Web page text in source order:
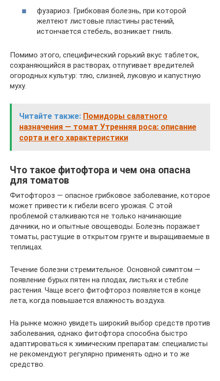
фузариоз. Грибковая болезнь, при которой
желтеют листовые пластины растений,
истончается стебель, возникает гниль.
Помимо этого, специфический горький вкус таблеток,
сохраняющийся в растворах, отпугивает вредителей
огородных культур: тлю, слизней, луковую и капустную
муху.
Читайте также: Помидоры салатного
назначения — томат Утренняя роса: описание
сорта и его характеристики
Что такое фитофтора и чем она опасна
для томатов
Фитофтороз — опасное грибковое заболевание, которое
может привести к гибели всего урожая. С этой
проблемой сталкиваются не только начинающие
дачники, но и опытные овощеводы. Болезнь поражает
томаты, растущие в открытом грунте и выращиваемые в
теплицах.
Течение болезни стремительное. Основной симптом —
появление бурых пятен на плодах, листьях и стебле
растения. Чаще всего фитофтороз появляется в конце
лета, когда повышается влажность воздуха.
На рынке можно увидеть широкий выбор средств против
заболевания, однако фитофтора способна быстро
адаптироваться к химическим препаратам: специалисты
не рекомендуют регулярно применять одно и то же
средство.